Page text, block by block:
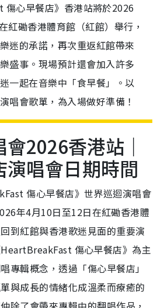
傷心早餐店》香港站將於2026
紅磡香港體育館（紅館）舉行，
迷的承諾，再次重返紅館帶來
盛事。現場預計還會加入許多
一起在音樂中「食早餐」。以
唱會歌單，為入場做好準備！
2026香港站｜
唱會日期時間
傷心早餐店》世界巡迴演唱會
年4月10日至12日在紅磡香港體
到紅館與香港歌迷見面的重要演
傷心早餐店》為主
專輯概念，透過「傷心早餐店」
與成長的情緒化成溫柔而療癒的